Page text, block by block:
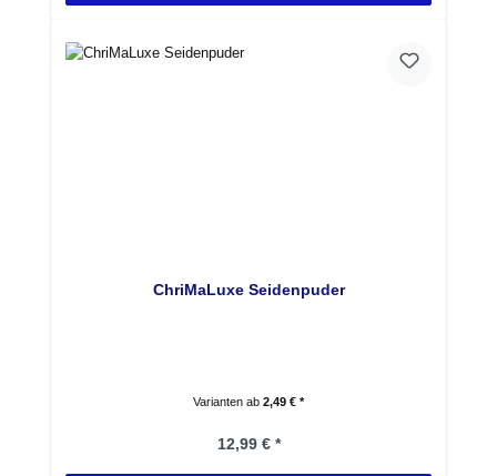
ChriMaLuxe Seidenpuder
Varianten ab 2,49 € *
Regulärer Preis:
12,99 € *